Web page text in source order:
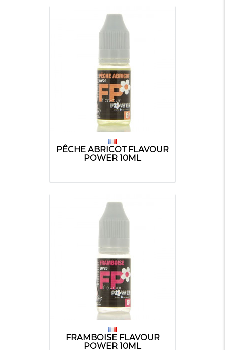
PÊCHE ABRICOT FLAVOUR
POWER 10ML
FRAMBOISE FLAVOUR
POWER 10ML